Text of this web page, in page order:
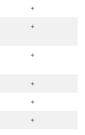
+
+
+
+
+
+